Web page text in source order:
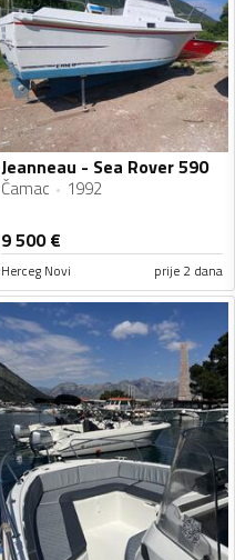
Jeanneau - Sea Rover 590
Čamac 1992
9 500€
Herceg Novi prije 2 dana